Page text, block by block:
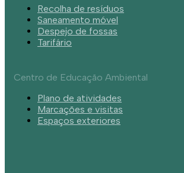
Recolha de resíduos
Saneamento móvel
Despejo de fossas
Tarifário
Centro de Educação Ambiental
Plano de atividades
Marcações e visitas
Espaços exteriores